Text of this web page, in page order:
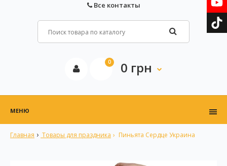
Все контакты
0 0 грн
МЕНЮ
Главная Товары для праздника Пиньята Сердце Украина